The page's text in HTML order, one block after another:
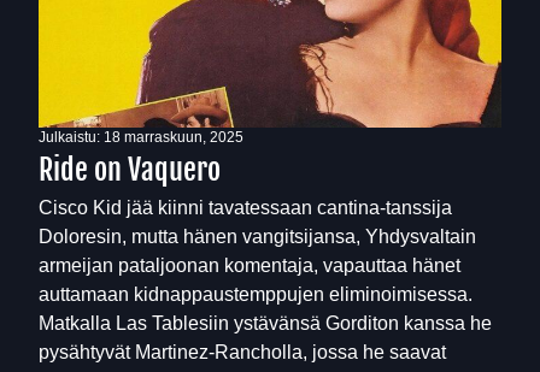
Julkaistu: 18 marraskuun, 2025
Ride on Vaquero
Cisco Kid jää kiinni tavatessaan cantina-tanssija
Doloresin, mutta hänen vangitsijansa, Yhdysvaltain
armeijan pataljoonan komentaja, vapauttaa hänet
auttamaan kidnappaustemppujen eliminoimisessa.
Matkalla Las Tablesiin ystävänsä Gorditon kanssa he
pysähtyvät Martinez-Rancholla, jossa he saavat